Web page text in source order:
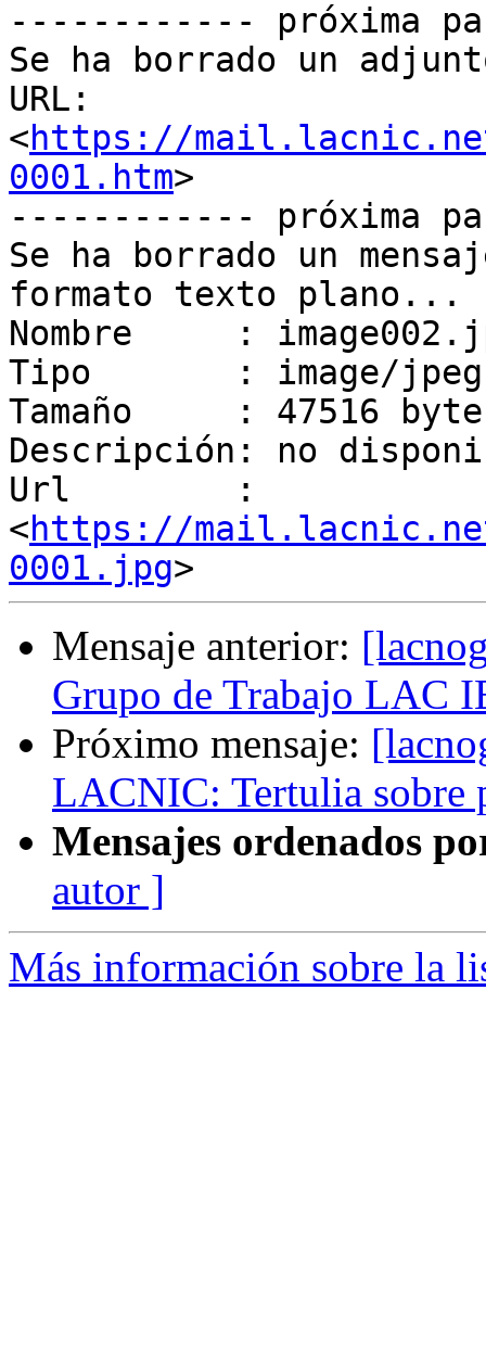
------------ próxima
Se ha borrado un
URL:
<https://mail.lacnic.net/
0001.htm>
------------ próxima
Se ha borrado un
formato texto plano...
Nombre     :
Tipo       : image/jpeg
Tamaño     : 47516
Descripción: no
Url        :
<https://mail.lacnic.net/
0001.jpg
Mensaje anterior:
Grupo de Trabajo LAC
Próximo mensaje:
LACNIC: Tertulia sobre
Mensajes ordenados
autor ]
Más información sobre la